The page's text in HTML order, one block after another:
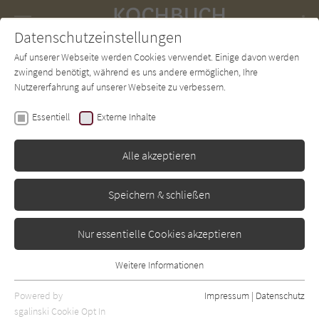
SUCHE Forum Charts Newsletter
Leipsic, Antje & Schaeffler, Stefanie
Das große Reis Kochbuch
Erschienen: Januar 2007
0
Datenschutzeinstellungen
Auf unserer Webseite werden Cookies verwendet. Einige davon werden
zwingend benötigt, während es uns andere ermöglichen, Ihre
Nutzererfahrung auf unserer Webseite zu verbessern.
Essentiell Externe Inhalte
Alle akzeptieren
Speichern & schließen
Nur essentielle Cookies akzeptieren
Essentielle Cookies werden für grundlegende Funktionen der
Webseite benötigt. Dadurch ist gewährleistet, dass die Webseite
Weitere Informationen
Powered by
sgalinski Cookie Opt In
Impressum | Datenschutz